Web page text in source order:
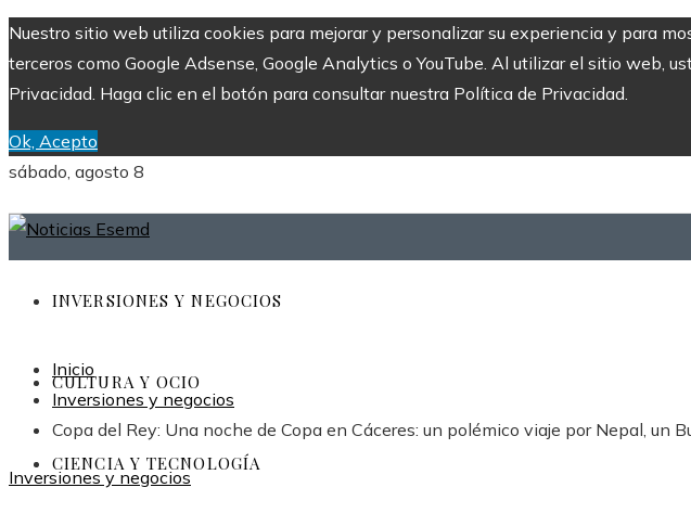
Nuestro sitio web utiliza cookies para mejorar y personalizar su experiencia y para
terceros como Google Adsense, Google Analytics o YouTube. Al utilizar el sitio web,
Privacidad. Haga clic en el botón para consultar nuestra Política de Privacidad.
Ok, Acepto
sábado, agosto 8
INVERSIONES Y NEGOCIOS
CULTURA Y OCIO
CIENCIA Y TECNOLOGÍA
Inicio
Inversiones y negocios
Copa del Rey: Una noche de Copa en Cáceres: un polémico viaje por Nepal,
Inversiones y negocios